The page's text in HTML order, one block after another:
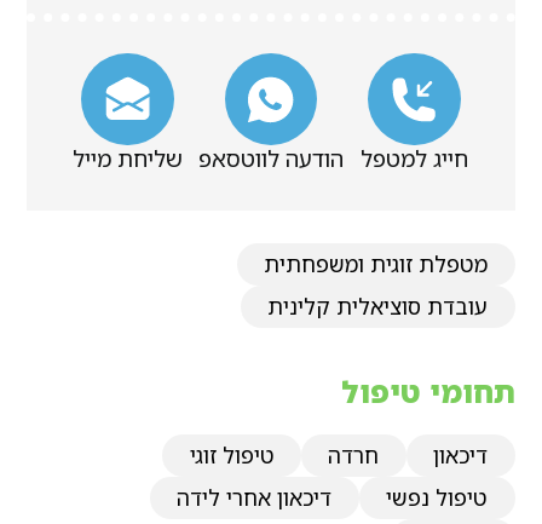
חייג למטפל הודעה לווטסאפ שליחת מייל
מטפלת זוגית ומשפחתית
עובדת סוציאלית קלינית
תחומי טיפול
דיכאון חרדה
טיפול זוגי
טיפול נפשי
דיכאון אחרי לידה